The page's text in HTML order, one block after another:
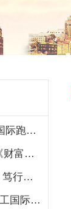
加速度
181位
年红”
动多点开花